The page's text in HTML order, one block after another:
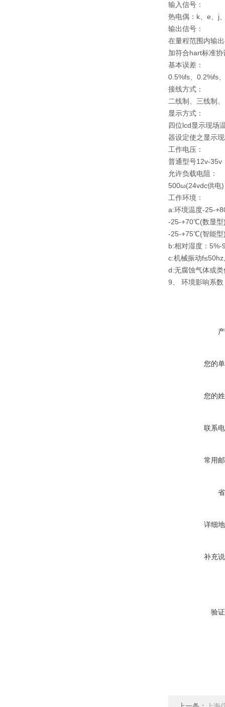
输入信号：
热电偶：k、e、j
输出信号：
在量程范围内输
加符合hart标准
基本误差：
0.5%fs、0.2%fs
接线方式：
二线制、三线制
显示方式：
四位lcd显示现场
器设定使之显示
工作电压：
普通型号12v-35v
允许负载电阻：
500ω(24vdc供电)
工作环境：
a:环境温度-25-
-25-+70℃(数显型
-25-+75℃(智能型
b:相对湿度：5%-
c:机械振动
d:无腐蚀气体或
9、 环境影响系
您的
您的
联系
常用
详细
补充
验